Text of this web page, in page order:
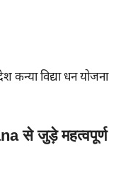
कन्या विद्या धन योजना
से जुड़े महत्वपूर्ण